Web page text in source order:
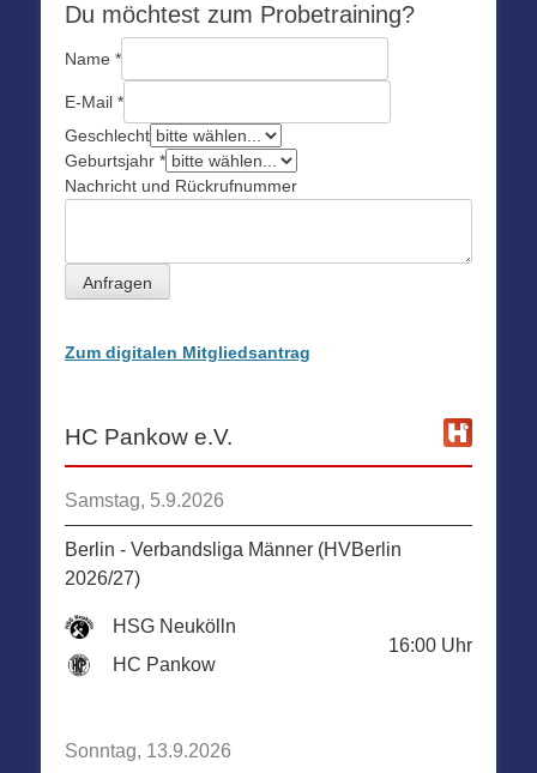
Du möchtest zum Probetraining?
Name *
E-Mail *
Geschlecht
Geburtsjahr *
Nachricht und Rückrufnummer
Anfragen
Zum digitalen Mitgliedsantrag
HC Pankow e.V.
Samstag, 5.9.2026
Berlin - Verbandsliga Männer (HVBerlin
2026/27)
HSG Neukölln
HC Pankow
16:00 Uhr
Sonntag, 13.9.2026